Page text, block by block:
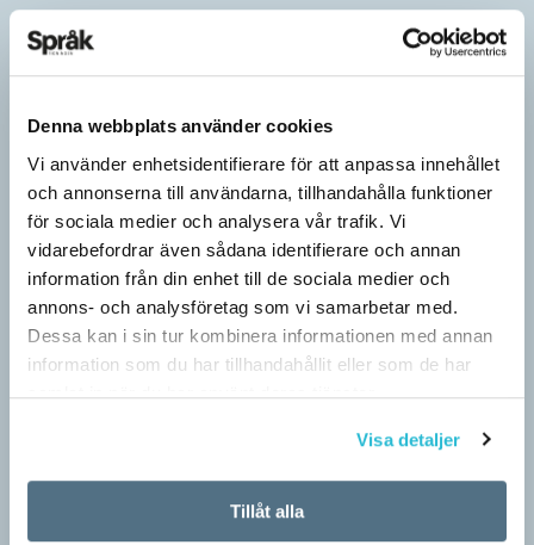
Denna webbplats använder cookies
Vi använder enhetsidentifierare för att anpassa innehållet
och annonserna till användarna, tillhandahålla funktioner
för sociala medier och analysera vår trafik. Vi
vidarebefordrar även sådana identifierare och annan
information från din enhet till de sociala medier och
annons- och analysföretag som vi samarbetar med.
Dessa kan i sin tur kombinera informationen med annan
information som du har tillhandahållit eller som de har
samlat in när du har använt deras tjänster.
Visa detaljer
Tillåt alla
Särskolan byter namn
Grundsärskola byter namn till anpassad grundskola och